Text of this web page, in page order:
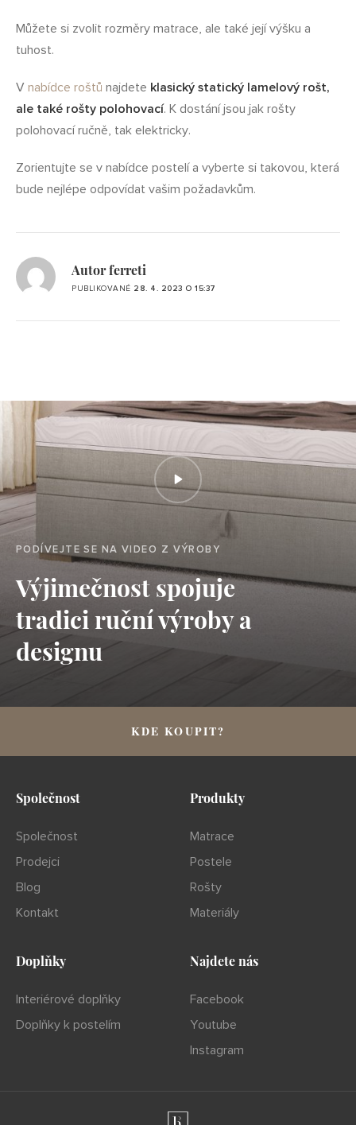
Můžete si zvolit rozměry matrace, ale také její výšku a
tuhost.
V nabídce roštů najdete klasický statický lamelový rošt,
ale také rošty polohovací. K dostání jsou jak rošty
polohovací ručně, tak elektricky.
Zorientujte se v nabídce postelí a vyberte si takovou, která
bude nejlépe odpovídat vašim požadavkům.
Autor ferreti
PUBLIKOVANÉ 28. 4. 2023 O 15:37
PODÍVEJTE SE NA VIDEO Z VÝROBY
Výjimečnost spojuje
tradici ruční výroby a
designu
KDE KOUPIT?
Společnost
Společnost
Prodejci
Blog
Kontakt
Produkty
Matrace
Postele
Rošty
Materiály
Doplňky
Interiérové doplňky
Doplňky k postelím
Najdete nás
Facebook
Youtube
Instagram